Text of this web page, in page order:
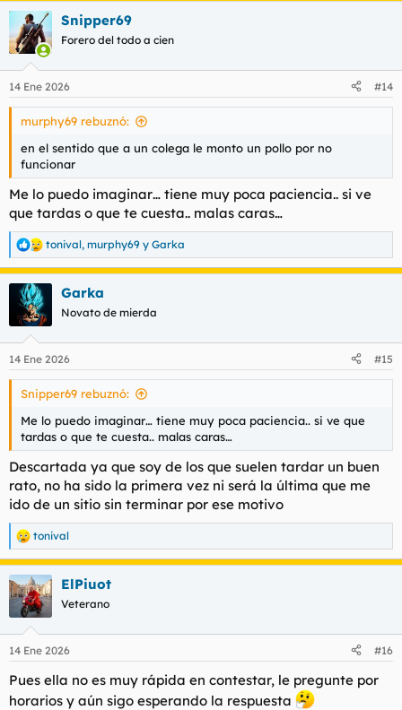
c
i
e
s
Snipper69
Forero del todo a cien
14 Ene 2026 #14
murphy69 rebuznó:
en el sentido que a un colega le monto un pollo por no
funcionar
Me lo puedo imaginar… tiene muy poca paciencia.. si ve
que tardas o que te cuesta.. malas caras…
R
e
c
c
i
e
s
tonival, murphy69 y Garka
Garka
Novato de mierda
14 Ene 2026 #15
Snipper69 rebuznó:
Me lo puedo imaginar… tiene muy poca paciencia.. si ve que
tardas o que te cuesta.. malas caras…
Descartada ya que soy de los que suelen tardar un buen
rato, no ha sido la primera vez ni será la última que me
ido de un sitio sin terminar por ese motivo
R
e
c
c
i
e
:
tonival
ElPiuot
Veterano
14 Ene 2026 #16
Pues ella no es muy rápida en contestar, le pregunte por
horarios y aún sigo esperando la respuesta